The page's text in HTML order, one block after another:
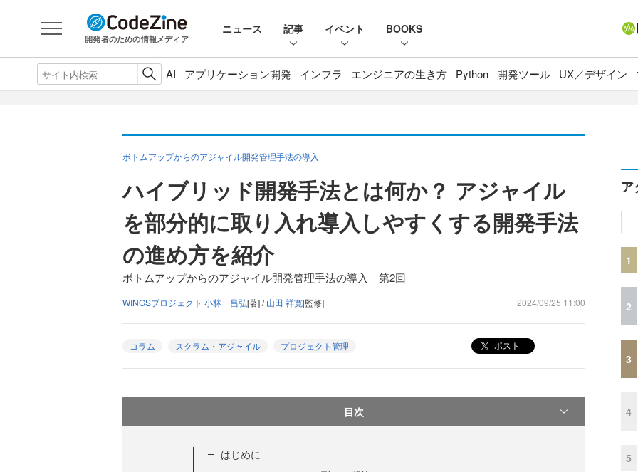
開発者のための情報メディア
ニュース 記事 イベント BOOKS
AI アプリケーション開発 インフラ エンジニアの生き方 Python 開発ツール UX／デザイン
ボトムアップからのアジャイル開発管理手法の導入
ハイブリッド開発手法とは何か？ アジャイル
を部分的に取り入れ導入しやすくする開発手法
の進め方を紹介
ボトムアップからのアジャイル開発管理手法の導入 第2回
WINGSプロジェクト 小林 昌弘[著] /山田 祥寛[監修] 2024/09/25 11:00
コラム スクラム・アジャイル プロジェクト管理 ポスト
目次
はじめに
ア
1
2
3
4
5